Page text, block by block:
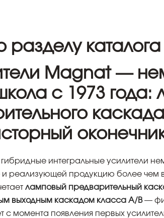
каталога
Magnat —
с 1973 года:
интегральные усилители
и реализующей продукцию более чем
ламповый предварительный
выходным каскадом класса A/B—
с момента появления первых